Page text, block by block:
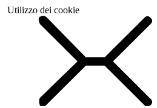
Utilizzo dei cookie